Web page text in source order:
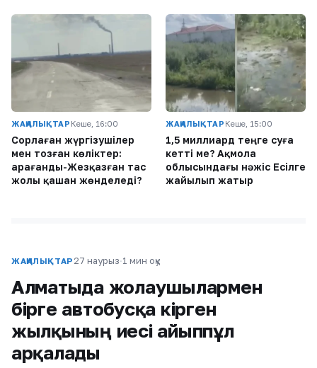
ЖАҢАЛЫҚТАР Кеше, 16:00
Сорлаған жүргізушілер
мен тозған көліктер:
Қарағанды-Жезқазған тас
жолы қашан жөнделеді?
ЖАҢАЛЫҚТАР Кеше, 15:00
1,5 миллиард теңге суға
кетті ме? Ақмола
облысындағы нәжіс Есілге
жайылып жатыр
ЖАҢАЛЫҚТАР 27 наурыз·1 мин оқу
Алматыда жолаушылармен
бірге автобусқа кірген
жылқының иесі айыппұл
арқалады